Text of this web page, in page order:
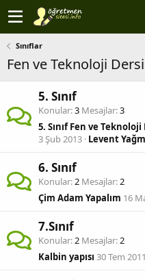
Sınıflar
Fen ve Teknoloji
5. Sınıf
Konular 3 Mesajlar 3
5. Sınıf Fen ve
3 Şub 2013 Levent
6. Sınıf
Konular 2 Mesajlar 2
Çim Adam Yapalım 16
7.Sınıf
Konular 2 Mesajlar 2
Kalbin yapısı 30 Tem 2011